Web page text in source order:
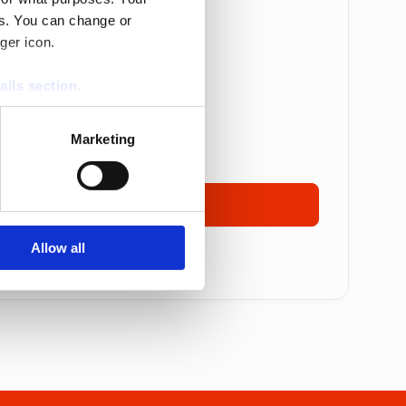
You can change or
icon.
section
may combine it with
Marketing
Allow all
Betalas årsvis
kr
495 kronor
alla priser